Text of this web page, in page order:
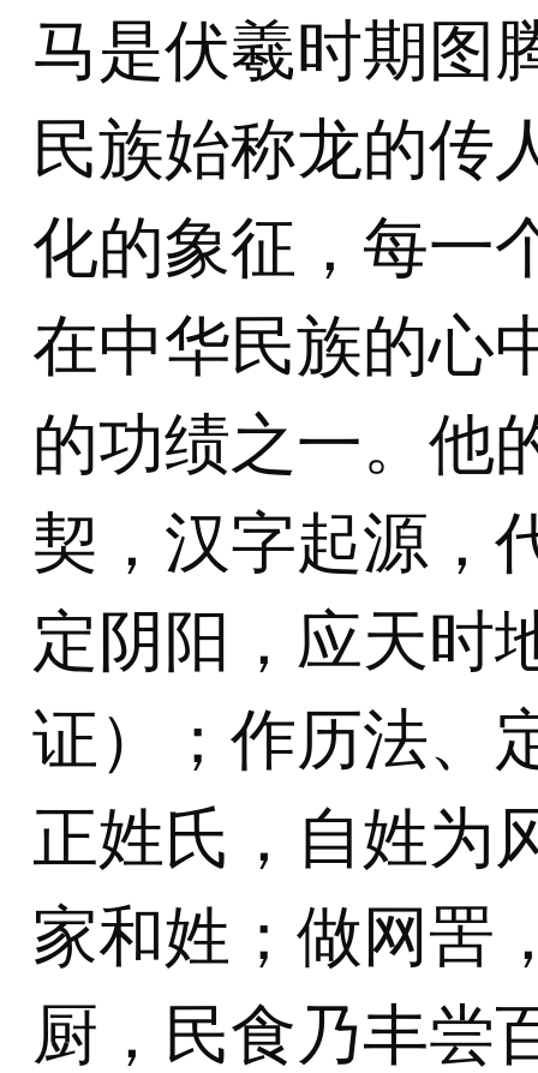
马是伏羲时期图
民族始称龙的传
化的象征，每一
在中华民族的心
的功绩之一。他
契，汉字起源，
定阴阳，应天时
证）；作历法、
正姓氏，自姓为
家和姓；做网罟
厨，民食乃丰尝